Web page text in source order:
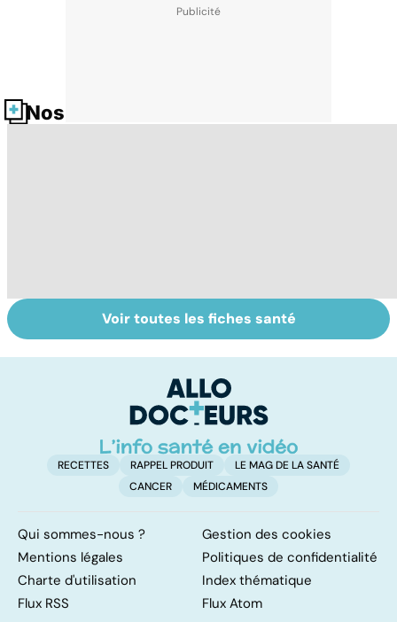
Nos fiches santé
Tout savoir sur
les infections
Inflammation des
amygdales : que
d'angine ?
Voir toutes les fiches santé
RECETTES RAPPEL PRODUIT
LE MAG DE LA SANTÉ
CANCER
MÉDICAMENTS
Qui sommes-nous ?
Gestion des cookies
Mentions légales
Politiques de confidentialité
Charte d'utilisation
Index thématique
Flux RSS
Flux Atom